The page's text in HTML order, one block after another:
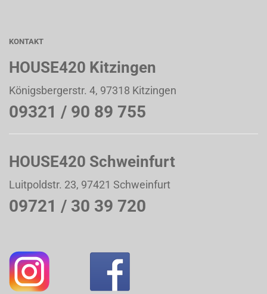
KONTAKT
HOUSE420 Kitzingen
Königsbergerstr. 4, 97318 Kitzingen
09321 / 90 89 755
HOUSE420 Schweinfurt
Luitpoldstr. 23, 97421 Schweinfurt
09721 / 30 39 720